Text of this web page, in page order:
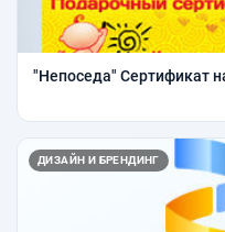
"Непоседа" Сертификат
ДИЗАЙН И БРЕНДИНГ